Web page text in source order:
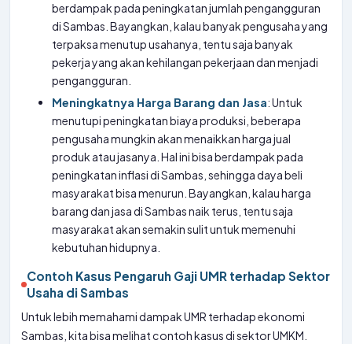
berdampak pada peningkatan jumlah pengangguran
di Sambas. Bayangkan, kalau banyak pengusaha yang
terpaksa menutup usahanya, tentu saja banyak
pekerja yang akan kehilangan pekerjaan dan menjadi
pengangguran.
Meningkatnya Harga Barang dan Jasa: Untuk
menutupi peningkatan biaya produksi, beberapa
pengusaha mungkin akan menaikkan harga jual
produk atau jasanya. Hal ini bisa berdampak pada
peningkatan inflasi di Sambas, sehingga daya beli
masyarakat bisa menurun. Bayangkan, kalau harga
barang dan jasa di Sambas naik terus, tentu saja
masyarakat akan semakin sulit untuk memenuhi
kebutuhan hidupnya.
Contoh Kasus Pengaruh Gaji UMR terhadap Sektor
Usaha di Sambas
Untuk lebih memahami dampak UMR terhadap ekonomi
Sambas, kita bisa melihat contoh kasus di sektor UMKM.